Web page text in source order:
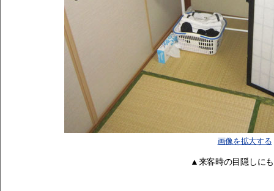
画像を拡大する
▲来客時の目隠しに